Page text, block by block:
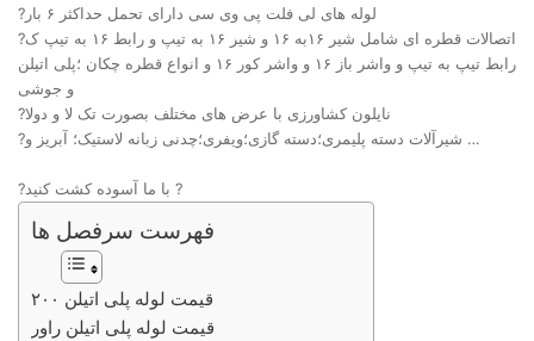
?لوله های لی فلت پی وی سی دارای تحمل حداکثر ۶ بار
?اتصالات قطره ای شامل شیر ۱۶به ۱۶ و شیر ۱۶ به تیپ و رابط ۱۶ به تیپ ک
رابط تیپ به تیپ و واشر باز ۱۶ و واشر کور ۱۶ و انواع قطره چکان ؛پلی اتیلن
و جوشی
?نایلون کشاورزی با عرض های مختلف بصورت تک لا و دولا
?شیرآلات دسته پلیمری؛دسته گازی؛ویفری؛چدنی زبانه لاستیک؛ آبریز و …
?با ما آسوده کشت کنید ?
فهرست سرفصل ها
قیمت لوله پلی اتیلن ۲۰۰
قیمت لوله پلی اتیلن راور